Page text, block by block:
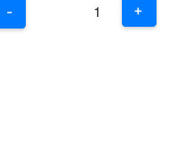
-
1
+